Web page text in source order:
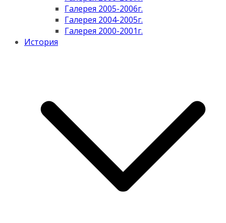
Галерея 2005-2006г.
Галерея 2004-2005г.
Галерея 2000-2001г.
История